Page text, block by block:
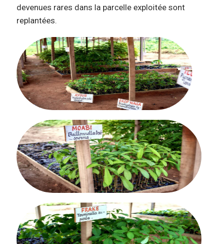
devenues rares dans la parcelle exploitée sont
replantées.